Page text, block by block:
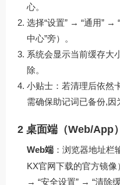
心。
选择“设置” → “通用” →
中心”旁）。
系统会显示当前缓存大
除。
小贴士 ：若清理后依
需确保助记词已备份,因
2 桌面端（Web/App
Web端 ：浏览器地址栏
KX官网下载的官方镜像
→ “安全设置” → “清除